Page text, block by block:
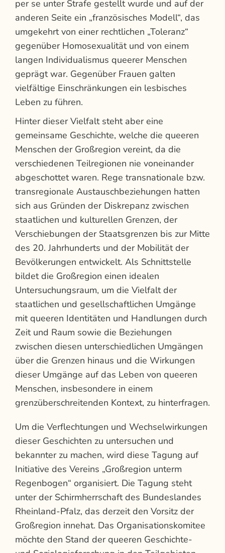
per se unter Strafe gestellt wurde und auf der
anderen Seite ein „französisches Modell“, das
umgekehrt von einer rechtlichen „Toleranz“
gegenüber Homosexualität und von einem
langen Individualismus queerer Menschen
geprägt war. Gegenüber Frauen galten
vielfältige Einschränkungen ein lesbisches
Leben zu führen.
Hinter dieser Vielfalt steht aber eine
gemeinsame Geschichte, welche die queeren
Menschen der Großregion vereint, da die
verschiedenen Teilregionen nie voneinander
abgeschottet waren. Rege transnationale bzw.
transregionale Austauschbeziehungen hatten
sich aus Gründen der Diskrepanz zwischen
staatlichen und kulturellen Grenzen, der
Verschiebungen der Staatsgrenzen bis zur Mitte
des 20. Jahrhunderts und der Mobilität der
Bevölkerungen entwickelt. Als Schnittstelle
bildet die Großregion einen idealen
Untersuchungsraum, um die Vielfalt der
staatlichen und gesellschaftlichen Umgänge
mit queeren Identitäten und Handlungen durch
Zeit und Raum sowie die Beziehungen
zwischen diesen unterschiedlichen Umgängen
über die Grenzen hinaus und die Wirkungen
dieser Umgänge auf das Leben von queeren
Menschen, insbesondere in einem
grenzüberschreitenden Kontext, zu hinterfragen.
Um die Verflechtungen und Wechselwirkungen
dieser Geschichten zu untersuchen und
bekannter zu machen, wird diese Tagung auf
Initiative des Vereins „Großregion unterm
Regenbogen“ organisiert. Die Tagung steht
unter der Schirmherrschaft des Bundeslandes
Rheinland-Pfalz, das derzeit den Vorsitz der
Großregion innehat. Das Organisationskomitee
möchte den Stand der queeren Geschichte-